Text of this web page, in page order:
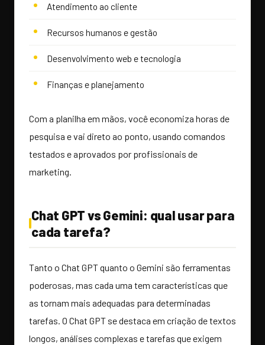
Atendimento ao cliente
Recursos humanos e gestão
Desenvolvimento web e tecnologia
Finanças e planejamento
Com a planilha em mãos, você economiza horas de
pesquisa e vai direto ao ponto, usando comandos
testados e aprovados por profissionais de
marketing.
Chat GPT vs Gemini: qual usar para
cada tarefa?
Tanto o Chat GPT quanto o Gemini são ferramentas
poderosas, mas cada uma tem características que
as tornam mais adequadas para determinadas
tarefas. O Chat GPT se destaca em criação de textos
longos, análises complexas e tarefas que exigem